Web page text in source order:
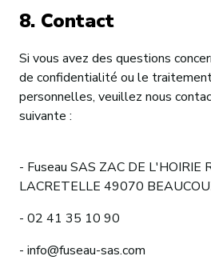
8. Contact
Si vous avez des questions
de confidentialité ou le
personnelles, veuillez nous
suivante :
- Fuseau SAS ZAC DE L'HOIRIE
LACRETELLE 49070
- 02 41 35 10 90
- info@fuseau-sas.com